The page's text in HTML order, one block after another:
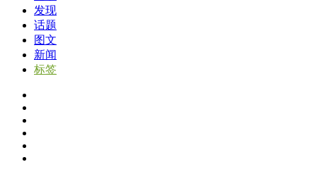
发现
话题
图文
新闻
标签